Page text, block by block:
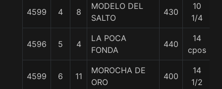
4599 4 8
MODELO DEL
SALTO
430
10
1/4
4596 5 4
LA POCA
FONDA
440
14
cpos
4599 6 11
MOROCHA DE
ORO
400
14
1/2